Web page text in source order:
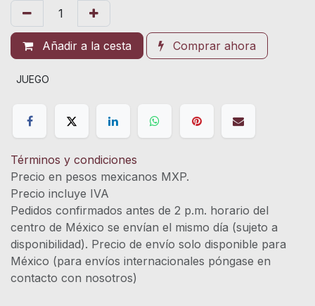
Añadir a la cesta Comprar ahora
JUEGO
Términos y condiciones
Precio en pesos mexicanos MXP.
Precio incluye IVA
Pedidos confirmados antes de 2 p.m. horario del
centro de México se envían el mismo día (sujeto a
disponibilidad). Precio de envío solo disponible para
México (para envíos internacionales póngase en
contacto con nosotros)